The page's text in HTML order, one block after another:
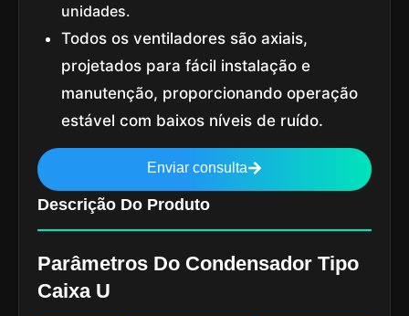
unidades.
Todos os ventiladores são axiais,
projetados para fácil instalação e
manutenção, proporcionando operação
estável com baixos níveis de ruído.
Enviar consulta
Descrição Do Produto
Parâmetros Do Condensador Tipo
Caixa U